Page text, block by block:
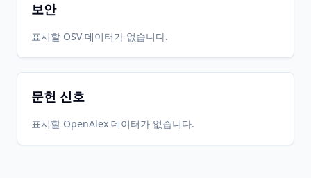
보안
표시할 OSV 데이터가 없습니다.
문헌 신호
표시할 OpenAlex 데이터가 없습니다.